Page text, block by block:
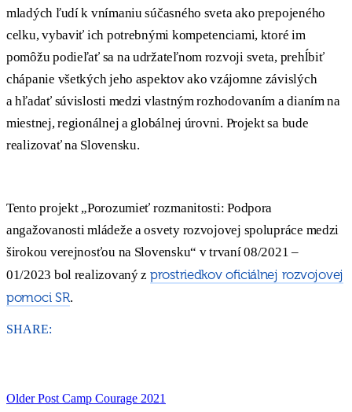
mladých ľudí k vnímaniu súčasného sveta ako prepojeného
celku, vybaviť ich potrebnými kompetenciami, ktoré im
pomôžu podieľať sa na udržateľnom rozvoji sveta, prehĺbiť
chápanie všetkých jeho aspektov ako vzájomne závislých
a hľadať súvislosti medzi vlastným rozhodovaním a dianím na
miestnej, regionálnej a globálnej úrovni. Projekt sa bude
realizovať na Slovensku.
Tento projekt „Porozumieť rozmanitosti: Podpora
angažovanosti mládeže a osvety rozvojovej spolupráce medzi
širokou verejnosťou na Slovensku“ v trvaní 08/2021 –
01/2023 bol realizovaný z prostriedkov oficiálnej rozvojovej
pomoci SR.
SHARE:
Older PostCamp Courage 2021